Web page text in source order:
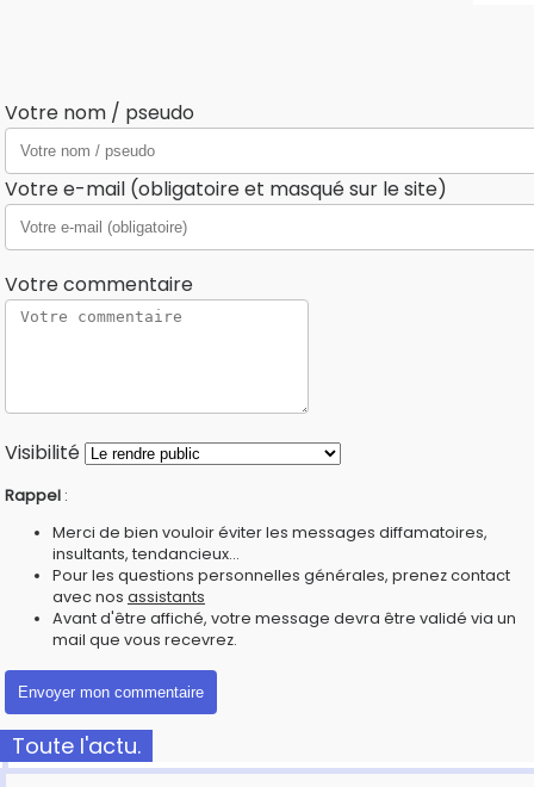
Votre nom / pseudo
Votre e-mail (obligatoire et masqué sur le site)
Votre commentaire
Visibilité
Rappel :
Merci de bien vouloir éviter les messages diffamatoires,
insultants, tendancieux...
Pour les questions personnelles générales, prenez contact
avec nos assistants
Avant d'être affiché, votre message devra être validé via un
mail que vous recevrez.
Toute l'actu.